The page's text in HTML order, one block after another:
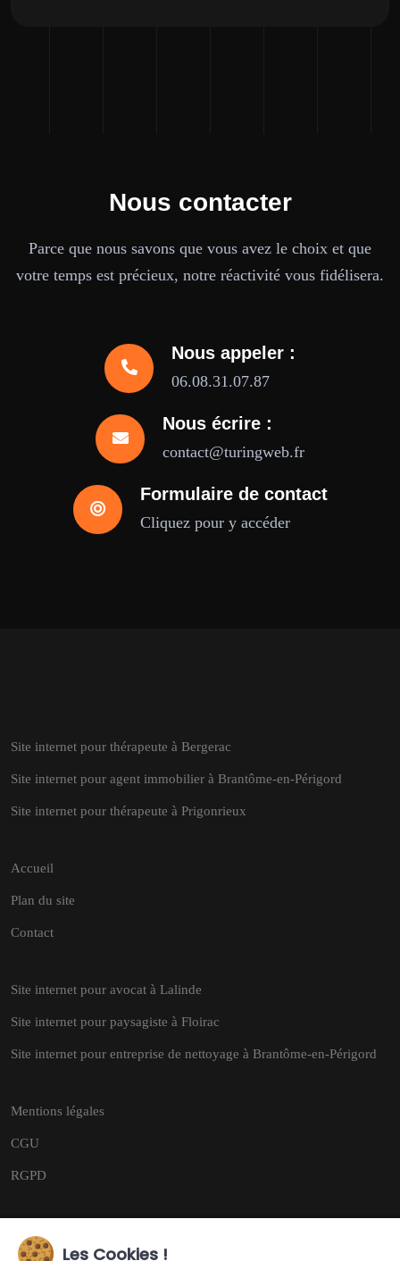
Nous contacter
Parce que nous savons que vous avez le choix et que
votre temps est précieux, notre réactivité vous fidélisera.
Nous appeler :
06.08.31.07.87
Nous écrire :
contact@turingweb.fr
Formulaire de contact
Cliquez pour y accéder
Site internet pour thérapeute à Bergerac
Site internet pour agent immobilier à Brantôme-en-Périgord
Site internet pour thérapeute à Prigonrieux
Accueil
Plan du site
Contact
Site internet pour avocat à Lalinde
Site internet pour paysagiste à Floirac
Site internet pour entreprise de nettoyage à Brantôme-en-Périgord
Mentions légales
CGU
RGPD
Les Cookies !